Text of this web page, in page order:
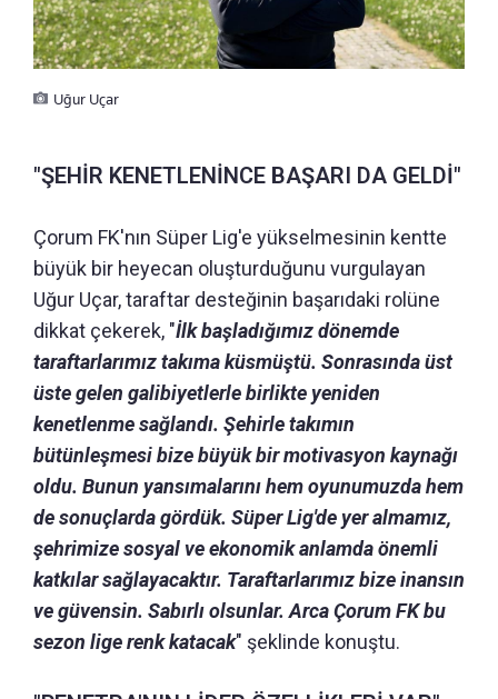
Uğur Uçar
"ŞEHİR KENETLENİNCE BAŞARI DA GELDİ"
Çorum FK'nın Süper Lig'e yükselmesinin kentte
büyük bir heyecan oluşturduğunu vurgulayan
Uğur Uçar, taraftar desteğinin başarıdaki rolüne
dikkat çekerek, "İlk başladığımız dönemde
taraftarlarımız takıma küsmüştü. Sonrasında üst
üste gelen galibiyetlerle birlikte yeniden
kenetlenme sağlandı. Şehirle takımın
bütünleşmesi bize büyük bir motivasyon kaynağı
oldu. Bunun yansımalarını hem oyunumuzda hem
de sonuçlarda gördük. Süper Lig'de yer almamız,
şehrimize sosyal ve ekonomik anlamda önemli
katkılar sağlayacaktır. Taraftarlarımız bize inansın
ve güvensin. Sabırlı olsunlar. Arca Çorum FK bu
sezon lige renk katacak" şeklinde konuştu.